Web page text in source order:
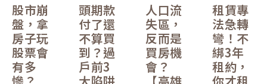
股市崩
盤，拿
房子玩
股票會
有多
慘？
頭期款
付了還
不算買
到？過
戶前3
大陷阱
人口流
失區，
反而是
買房機
會？
【高雄
租賃專
法急轉
彎！不
綁3年
租約，
你才租